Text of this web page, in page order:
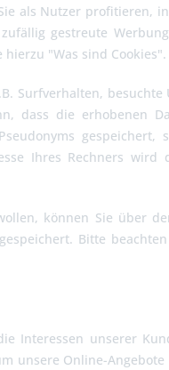
als Nutzer profitieren,
gestreute
"Was sind Cookies".
Surfverhalten,
dass die erhobenen
Ihres Rechners
können Sie über
Bitte
Interessen unserer
unsere Online-